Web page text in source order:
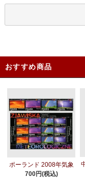
おすすめ商品
ポーランド 2008年気象
700円(税込)